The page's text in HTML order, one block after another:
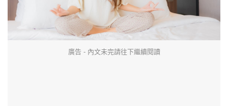
廣告 - 內文未完請往下繼續閱讀